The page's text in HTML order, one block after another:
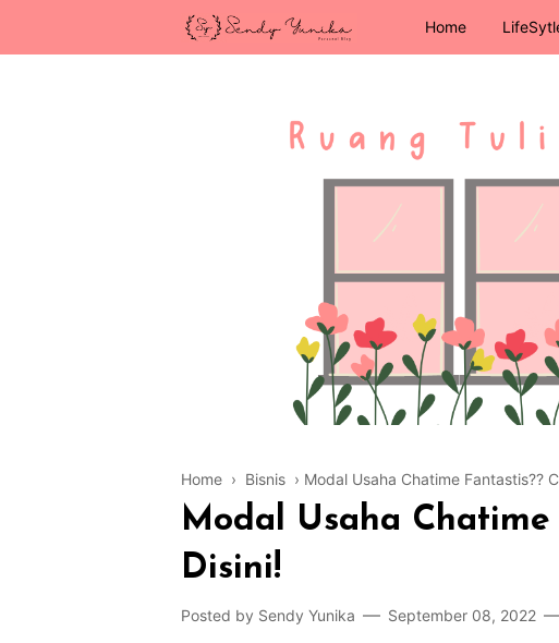
Home
Home › Bisnis › Modal Usaha Chatime Fantastis??
Modal Usaha Chatime
Disini!
Posted by Sendy Yunika September 08, 2022